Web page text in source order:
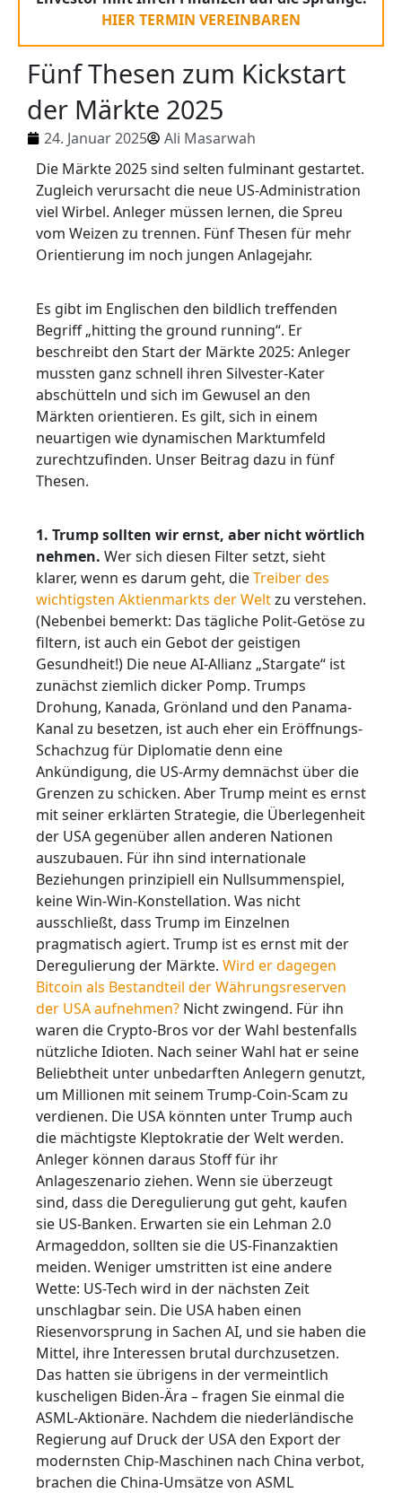
HIER TERMIN VEREINBAREN
Fünf Thesen zum Kickstart
der Märkte 2025
24. Januar 2025
Ali Masarwah
Die Märkte 2025 sind selten fulminant gestartet.
Zugleich verursacht die neue US-Administration
viel Wirbel. Anleger müssen lernen, die Spreu
vom Weizen zu trennen. Fünf Thesen für mehr
Orientierung im noch jungen Anlagejahr.
Es gibt im Englischen den bildlich treffenden
Begriff „hitting the ground running“. Er
beschreibt den Start der Märkte 2025: Anleger
mussten ganz schnell ihren Silvester-Kater
abschütteln und sich im Gewusel an den
Märkten orientieren. Es gilt, sich in einem
neuartigen wie dynamischen Marktumfeld
zurechtzufinden. Unser Beitrag dazu in fünf
Thesen.
1. Trump sollten wir ernst, aber nicht wörtlich
nehmen. Wer sich diesen Filter setzt, sieht
klarer, wenn es darum geht, dieTreiber des
wichtigsten Aktienmarkts der Weltzu verstehen.
(Nebenbei bemerkt: Das tägliche Polit-Getöse zu
filtern, ist auch ein Gebot der geistigen
Gesundheit!) Die neue AI-Allianz „Stargate“ ist
zunächst ziemlich dicker Pomp. Trumps
Drohung, Kanada, Grönland und den Panama-
Kanal zu besetzen, ist auch eher ein Eröffnungs-
Schachzug für Diplomatie denn eine
Ankündigung, die US-Army demnächst über die
Grenzen zu schicken. Aber Trump meint es ernst
mit seiner erklärten Strategie, die Überlegenheit
der USA gegenüber allen anderen Nationen
auszubauen. Für ihn sind internationale
Beziehungen prinzipiell ein Nullsummenspiel,
keine Win-Win-Konstellation. Was nicht
ausschließt, dass Trump im Einzelnen
pragmatisch agiert. Trump ist es ernst mit der
Deregulierung der Märkte. Wird er dagegen
Bitcoin als Bestandteil der Währungsreserven
der USA aufnehmen? Nicht zwingend. Für ihn
waren die Crypto-Bros vor der Wahl bestenfalls
nützliche Idioten. Nach seiner Wahl hat er seine
Beliebtheit unter unbedarften Anlegern genutzt,
um Millionen mit seinem Trump-Coin-Scam zu
verdienen. Die USA könnten unter Trump auch
die mächtigste Kleptokratie der Welt werden.
Anleger können daraus Stoff für ihr
Anlageszenario ziehen. Wenn sie überzeugt
sind, dass die Deregulierung gut geht, kaufen
sie US-Banken. Erwarten sie ein Lehman 2.0
Armageddon, sollten sie die US-Finanzaktien
meiden. Weniger umstritten ist eine andere
Wette: US-Tech wird in der nächsten Zeit
unschlagbar sein. Die USA haben einen
Riesenvorsprung in Sachen AI, und sie haben die
Mittel, ihre Interessen brutal durchzusetzen.
Das hatten sie übrigens in der vermeintlich
kuscheligen Biden-Ära – fragen Sie einmal die
ASML-Aktionäre. Nachdem die niederländische
Regierung auf Druck der USA den Export der
modernsten Chip-Maschinen nach China verbot,
brachen die China-Umsätze von ASML